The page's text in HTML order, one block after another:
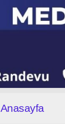
Anasayfa